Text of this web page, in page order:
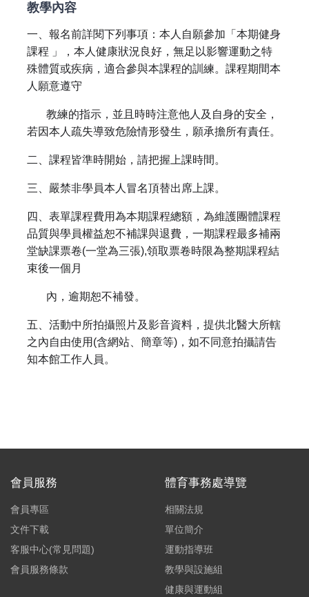
教學內容
一、報名前詳閱下列事項：本人自願參加「本期健身
課程 」，本人健康狀況良好，無足以影響運動之特
殊體質或疾病，適合參與本課程的訓練。課程期間本
人願意遵守
教練的指示，並且時時注意他人及自身的安全，
若因本人疏失導致危險情形發生，願承擔所有責任。
二、課程皆準時開始，請把握上課時間。
三、嚴禁非學員本人冒名頂替出席上課。
四、表單課程費用為本期課程總額，為維護團體課程
品質與學員權益恕不補課與退費，一期課程最多補兩
堂缺課票卷(一堂為三張),領取票卷時限為整期課程結
束後一個月
內，逾期恕不補發。
五、活動中所拍攝照片及影音資料，提供北醫大所轄
之內自由使用(含網站、簡章等)，如不同意拍攝請告
知本館工作人員。
會員服務
會員專區
文件下載
客服中心(常見問題)
會員服務條款
體育事務處導覽
相關法規
單位簡介
運動指導班
教學與設施組
健康與運動組